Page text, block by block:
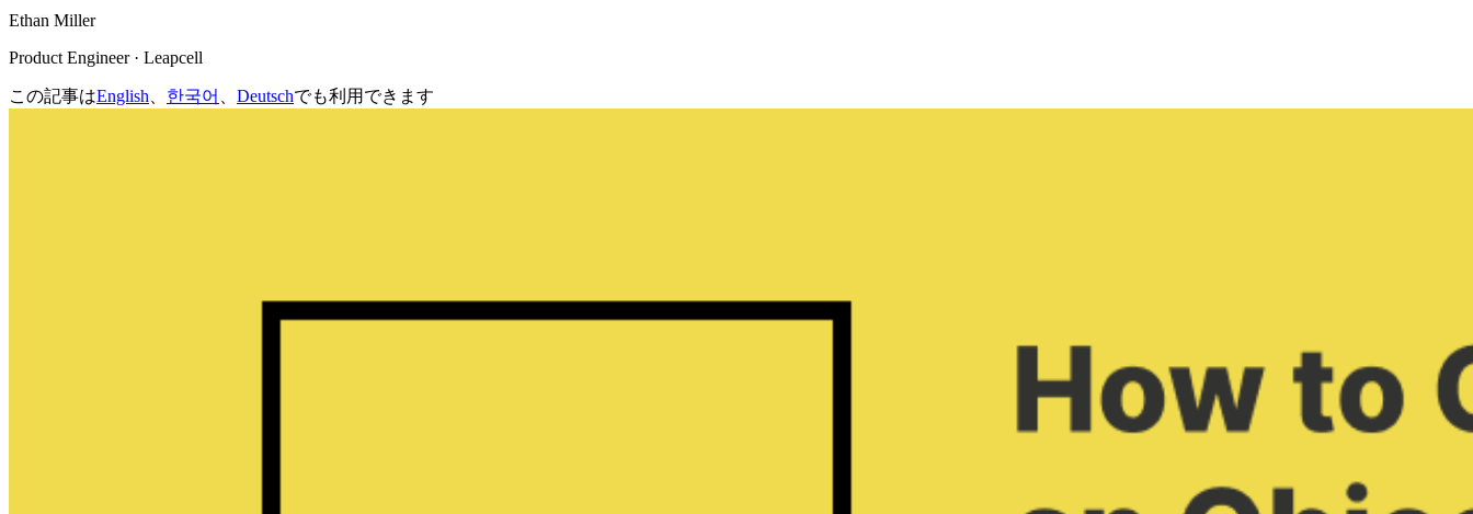
Ethan Miller
Product Engineer · Leapcell
この記事はEnglish 한국어 Deutschでも利用できます